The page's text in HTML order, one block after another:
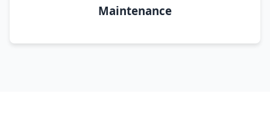
Maintenance